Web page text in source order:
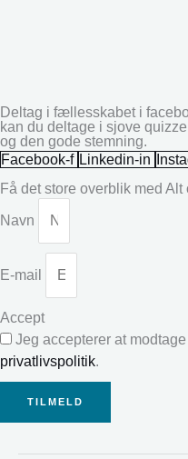
Deltag i fællesskabet i
kan du deltage i sjove
og den gode stemning.
Facebook-f Linkedin-in
Få det store overblik med
Navn
E-mail
Accept
Jeg accepterer at
privatlivspolitik.
TILMELD